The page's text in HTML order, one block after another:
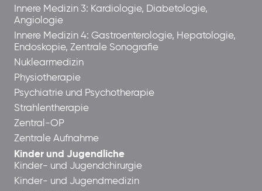
Innere Medizin 3: Kardiologie, Diabetologie,
Angiologie
Innere Medizin 4: Gastroenterologie, Hepatologie,
Endoskopie, Zentrale Sonografie
Nuklearmedizin
Physiotherapie
Psychiatrie und Psychotherapie
Strahlentherapie
Zentral-OP
Zentrale Aufnahme
Kinder und Jugendliche
Kinder- und Jugendchirurgie
Kinder- und Jugendmedizin